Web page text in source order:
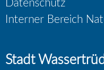
Datenschutz
Interner Bereich
Stadt